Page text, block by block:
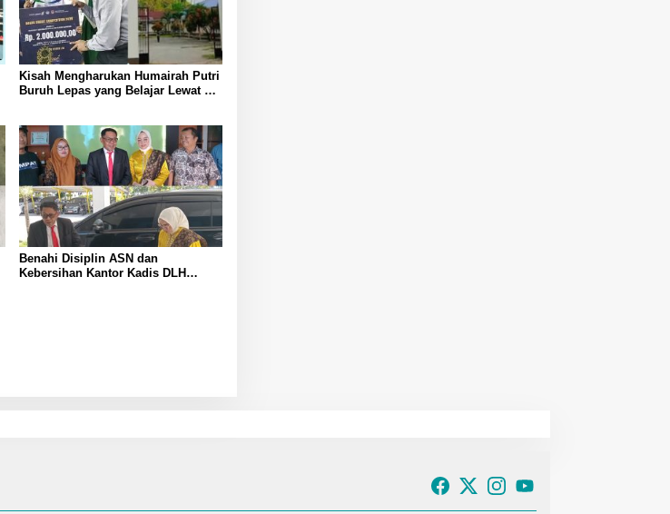
Kisah Mengharukan Humairah Putri
Buruh Lepas yang Belajar Lewat HP
Benahi Disiplin ASN dan
Kebersihan Kantor Kadis DLH